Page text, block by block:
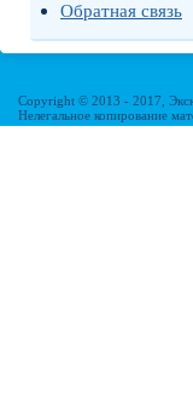
Обратная связь
Copyright © 2013 - 2017,
Нелегальное копирование